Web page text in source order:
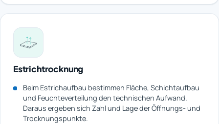
Estrichtrocknung
Beim Estrichaufbau bestimmen Fläche, Schichtaufbau
und Feuchteverteilung den technischen Aufwand.
Daraus ergeben sich Zahl und Lage der Öffnungs- und
Trocknungspunkte.